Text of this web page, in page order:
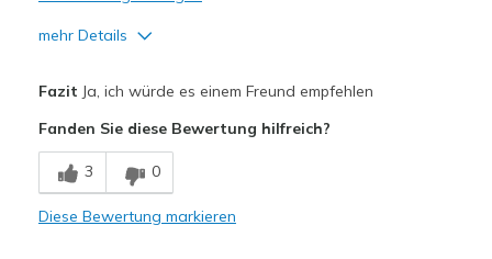
mehr Details
Comfortable
Geeignete Verwendung
Casual Wear
Fazit Ja, ich würde es einem Freund empfehlen
Fanden Sie diese Bewertung hilfreich?
3 0
Diese Bewertung markieren